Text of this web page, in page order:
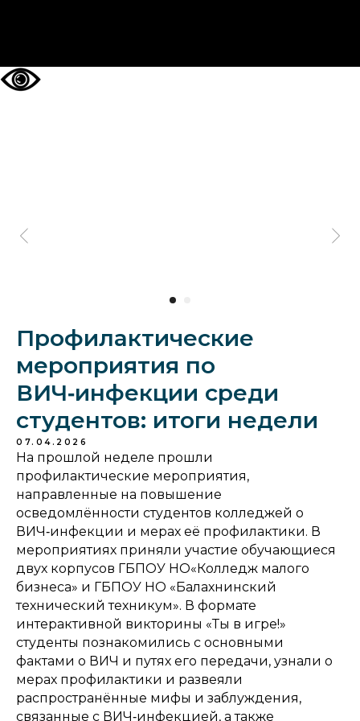
Профилактические
мероприятия по
ВИЧ‑инфекции среди
студентов: итоги недели
07.04.2026
На прошлой неделе прошли
профилактические мероприятия,
направленные на повышение
осведомлённости студентов колледжей о
ВИЧ‑инфекции и мерах её профилактики. В
мероприятиях приняли участие обучающиеся
двух корпусов ГБПОУ НО«Колледж малого
бизнеса» и ГБПОУ НО «Балахнинский
технический техникум». В формате
интерактивной викторины «Ты в игре!»
студенты познакомились с основными
фактами о ВИЧ и путях его передачи, узнали о
мерах профилактики и развеяли
распространённые мифы и заблуждения,
связанные с ВИЧ‑инфекцией, а также